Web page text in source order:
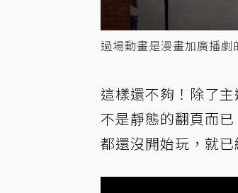
過場動畫是漫畫加廣播劇
這樣還不夠！除了
不是靜態的翻頁而
都還沒開始玩，就已